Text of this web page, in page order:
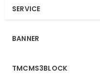
SERVICE
BANNER
TMCMS3BLOCK